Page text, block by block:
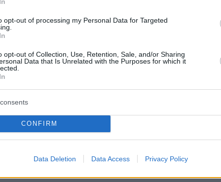
opt-out of processing my Personal Data for Targeted
opt-out of Collection, Use, Retention, Sale, and/or Sharing
Data that Is Unrelated with the Purposes for which it
CONFIRM
Data Deletion Data Access Privacy Policy